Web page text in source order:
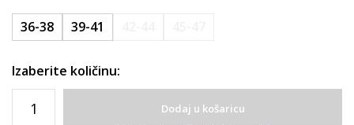
36-38 39-41
Izaberite količinu:
Dodaj u košaricu